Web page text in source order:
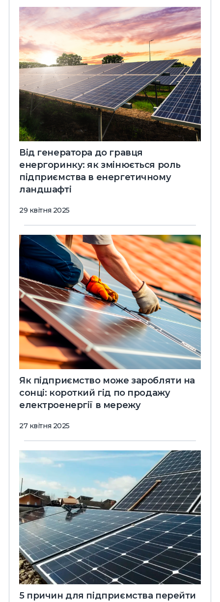
Від генератора до гравця
енергоринку: як змінюється роль
підприємства в енергетичному
ландшафті
29 квітня 2025
Як підприємство може заробляти на
сонці: короткий гід по продажу
електроенергії в мережу
27 квітня 2025
5 причин для підприємства перейти